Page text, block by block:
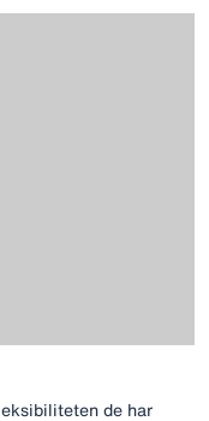
de har